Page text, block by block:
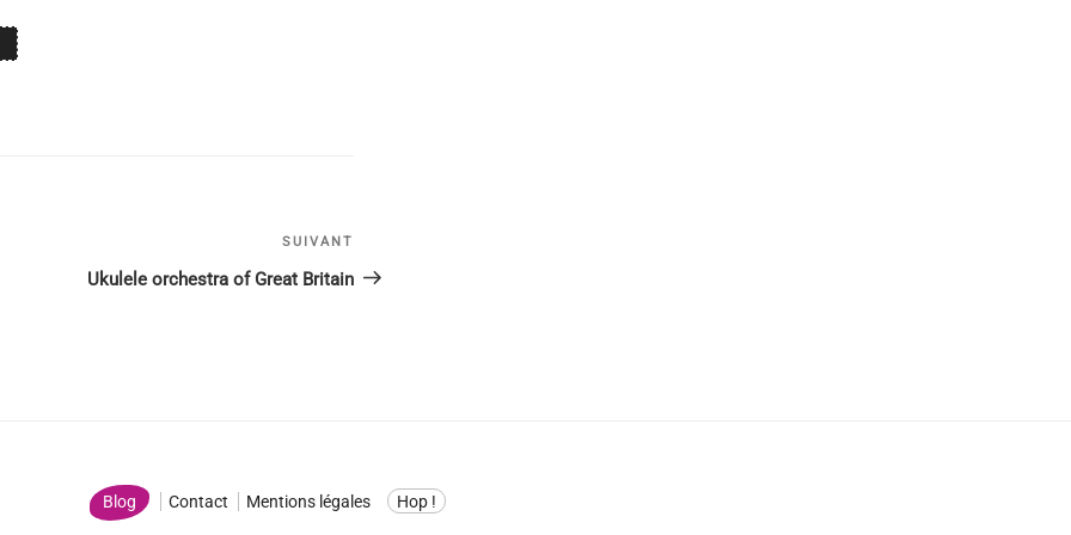
suivant
SUIVANT
Ukulele orchestra of Great Britain
Blog Contact Mentions légales Hop !